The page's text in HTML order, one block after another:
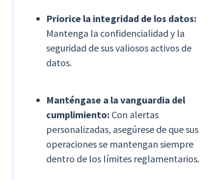
Priorice la integridad de los datos:
Mantenga la confidencialidad y la
seguridad de sus valiosos activos de
datos.
Manténgase a la vanguardia del
cumplimiento: Con alertas
personalizadas, asegúrese de que sus
operaciones se mantengan siempre
dentro de los límites reglamentarios.